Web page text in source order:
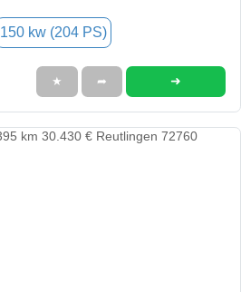
150 kw (204 PS)
★ ➦ ➜